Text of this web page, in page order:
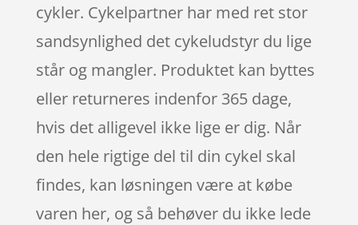
cykler. Cykelpartner har med ret stor
sandsynlighed det cykeludstyr du lige
står og mangler. Produktet kan byttes
eller returneres indenfor 365 dage,
hvis det alligevel ikke lige er dig. Når
den hele rigtige del til din cykel skal
findes, kan løsningen være at købe
varen her, og så behøver du ikke lede